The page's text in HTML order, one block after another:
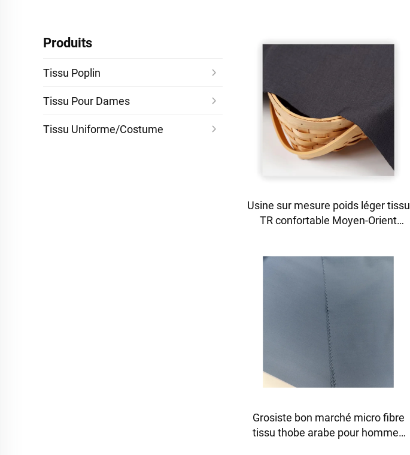
Produits
Tissu Poplin
Tissu Pour Dames
Tissu Uniforme/Costume
Usine sur mesure poids léger tissu
TR confortable Moyen-Orient
Grosiste bon marché micro fibre
tissu thobe arabe pour hommes